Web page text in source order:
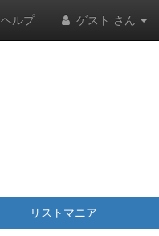
ヘルプ ゲスト さん
リストマニア